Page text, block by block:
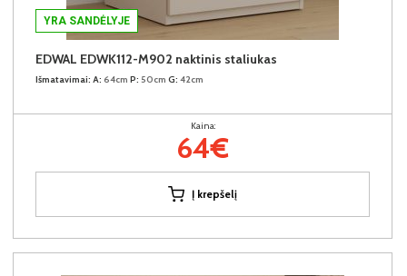
YRA SANDĖLYJE
EDWAL EDWK112-M902 naktinis staliukas
Išmatavimai: A: 64cm P: 50cm G: 42cm
Kaina:
64€
Į krepšelį